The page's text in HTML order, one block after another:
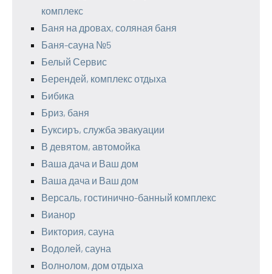
комплекс
Баня на дровах, соляная баня
Баня-сауна №5
Белый Сервис
Берендей, комплекс отдыха
Бибика
Бриз, баня
Буксиръ, служба эвакуации
В девятом, автомойка
Ваша дача и Ваш дом
Ваша дача и Ваш дом
Версаль, гостинично-банный комплекс
Вианор
Виктория, сауна
Водолей, сауна
Волнолом, дом отдыха